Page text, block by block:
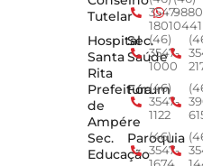
Tutelar
3547-
18010441
Hospital
Santa
Rita
Sec.
Saúde
(46)
3547-
1000
Prefeitura
de
Ampére
Fórum
(46)
3547-
1122
Sec.
Educação
Paroquia
(46)
3547-